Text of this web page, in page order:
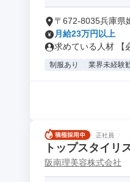
〒672-8035兵庫県
月給23万円以上
求めている人材 【
制服あり 業界未経験
正社員
トップスタイリ
阪南理美容株式会社